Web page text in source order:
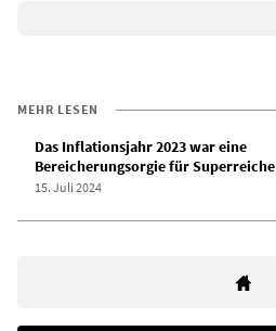
MEHR LESEN
Das Inflationsjahr 2023 war eine
Bereicherungsorgie für Superreiche
15. Juli 2024